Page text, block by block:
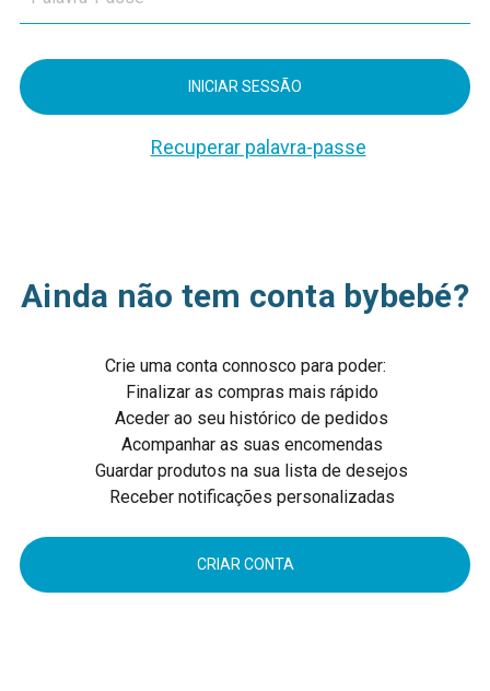
Recuperar palavra-passe
Ainda não tem conta bybebé?
Crie uma conta connosco para poder:
Finalizar as compras mais rápido
Aceder ao seu histórico de pedidos
Acompanhar as suas encomendas
Guardar produtos na sua lista de desejos
Receber notificações personalizadas
CRIAR CONTA